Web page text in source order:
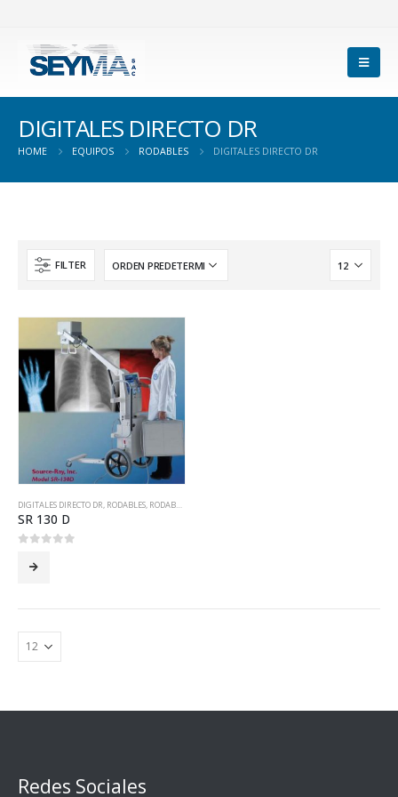
DIGITALES DIRECTO DR
HOME EQUIPOS RODABLES DIGITALES DIRECTO DR
FILTER
DIGITALES DIRECTO DR, RODABLES, RODABLES
SR 130 D
Redes Sociales